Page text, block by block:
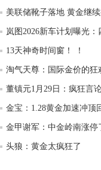
美联储靴子落地 黄金继
13天神奇时间窗！ ！
淘气天尊：国际金价的狂
金宝：1.28黄金加速冲顶
金甲谢军：中金岭南涨停
头狼：黄金太疯狂了